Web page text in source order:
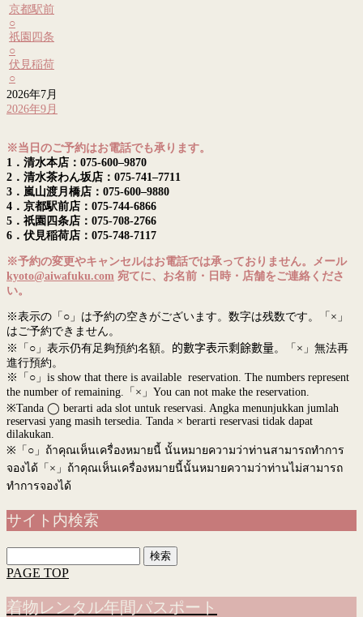
京都駅前
○
祇園四条
○
伏見稲荷
○
2026年7月
2026年9月
※当日のご予約はお電話でも承ります。
1．清水本店：075-600–9870
2．清水茶わん坂店：075-741–7711
3．嵐山渡月橋店：075-600–9880
4．京都駅前店：075-744-6866
5．祇園四条店：075-708-2766
6．伏見稲荷店：075-748-7117
※予約の変更やキャンセルはお電話では承っておりません。メール
kyoto@aiwafuku.com 宛てに、お名前・日時・店舗をご連絡くださ
い。
※表示の「○」は予約の空きがございます。数字は残数です。「×」
はご予約できません。
※「○」表示仍有足夠預約名額。 的數字表示剩餘數量。「×」無法再
進行預約。
※「○」is show that there is available reservation. The numbers represent
the number of remaining.「×」You can not make the reservation.
※Tanda ◯ berarti ada slot untuk reservasi. Angka menunjukkan jumlah
reservasi yang masih tersedia. Tanda × berarti reservasi tidak dapat
dilakukan.
※ 「○」ถ้าคุณเห็นเครื่องหมายนี้ นั้นหมายความว่าท่านสามารถทำการ
จองได้「×」ถ้าคุณเห็นเครื่องหมายนี้นั้นหมายความว่าท่านไม่สามารถ
ทำการจองได้
サイト内検索
索:
PAGE TOP
着物レンタル年間パスポート